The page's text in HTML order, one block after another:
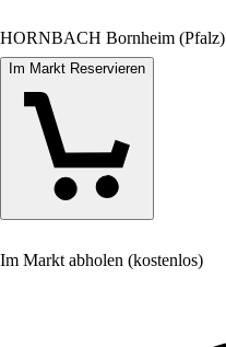
HORNBACH Bornheim (Pfalz)
Im Markt Reservieren
Im Markt abholen (kostenlos)